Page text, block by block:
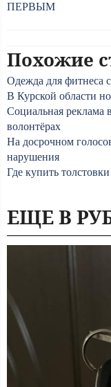
ПЕРВЫМ
Похожие
Одежда для фитнеса
В Курской области
Социальная реклама
волонтёрах
На досрочном
нарушения
Где купить
ЕЩЕ В